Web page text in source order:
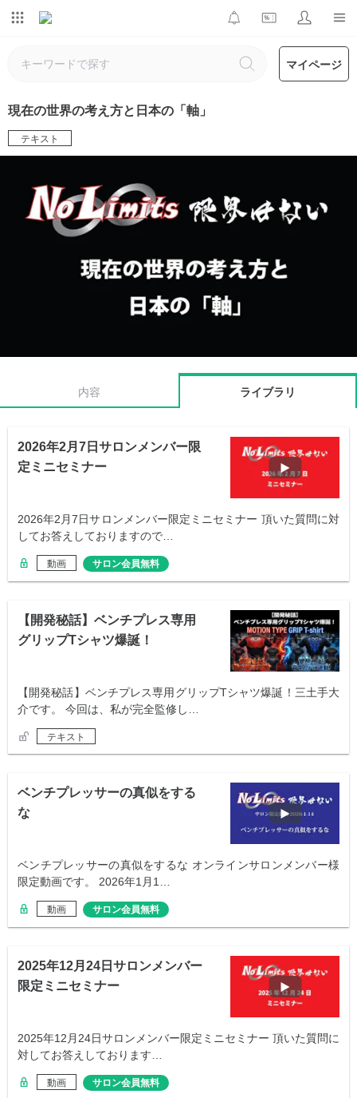
マイページ
現在の世界の考え方と日本の「軸」
テキスト
内容 ライブラリ
2026年2月7日サロンメンバー限
定ミニセミナー
2026年2月7日サロンメンバー限定ミニセミナー 頂いた質問に対
してお答えしておりますので…
動画 サロン会員無料
【開発秘話】ベンチプレス専用
グリップTシャツ爆誕！
【開発秘話】ベンチプレス専用グリップTシャツ爆誕！三土手大
介です。 今回は、私が完全監修し…
テキスト
ベンチプレッサーの真似をする
な
ベンチプレッサーの真似をするな オンラインサロンメンバー様
限定動画です。 2026年1月1…
動画 サロン会員無料
2025年12月24日サロンメンバー
限定ミニセミナー
2025年12月24日サロンメンバー限定ミニセミナー 頂いた質問に
対してお答えしております…
動画 サロン会員無料